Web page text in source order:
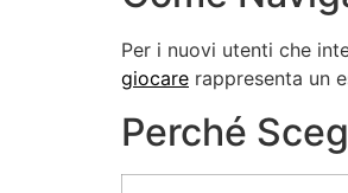
Per i nuovi utenti che
giocare rappresenta un
Perché